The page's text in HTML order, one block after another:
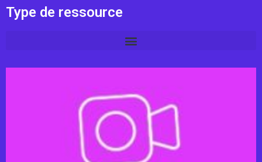
Type de ressource